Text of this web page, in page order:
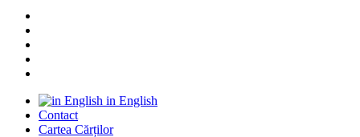
in English
Contact
Cartea Cărților